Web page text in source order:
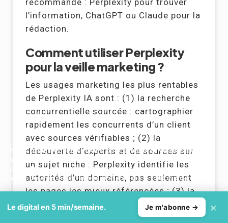
l’information, ChatGPT ou Claude pour la
rédaction.
Comment utiliser Perplexity
pour la veille marketing ?
Les usages marketing les plus rentables
de Perplexity IA sont : (1) la recherche
concurrentielle sourcée : cartographier
rapidement les concurrents d’un client
avec sources vérifiables ; (2) la
découverte d’experts et de sources sur
un sujet niche : Perplexity identifie les
autorités d’un domaine, pas seulement
les pages les mieux référencées ; (3) la
vérification factuelle d’affirmations :
pour ne jamais citer une donnée non
Le digital en 5 min/semaine. Je m'abonne → ×
Nous utilisons des cookies pour améliorer votre expérience
sur notre site et analyser notre trafic. Pour en savoir plus,
consultez notrepolitique de cookies
Vous pouvez modifier vos préférences à tout moment dans
les paramètres des cookies.
Accepter Refuser